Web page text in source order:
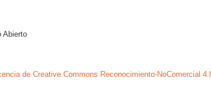
Abierto
de Creative Commons Reconocimiento-NoComercial